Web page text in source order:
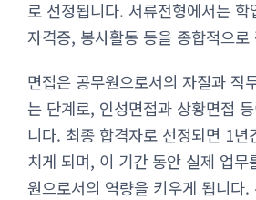
로 선정됩니다. 서류전형에서는
자격증, 봉사활동 등을 종합적으로
면접은 공무원으로서의 자질과 직
는 단계로, 인성면접과 상황면접
니다. 최종 합격자로 선정되면 1년
치게 되며, 이 기간 동안 실제 업무
원으로서의 역량을 키우게 됩니다